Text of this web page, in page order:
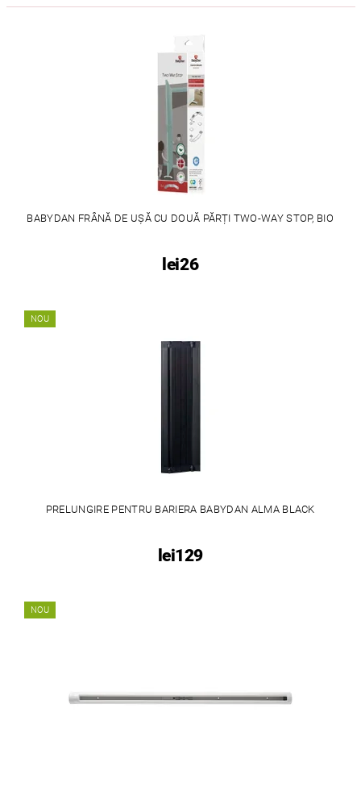
BABYDAN FRÂNĂ DE UȘĂ CU DOUĂ PĂRȚI TWO-WAY STOP, BIO
lei26
NOU
PRELUNGIRE PENTRU BARIERA BABYDAN ALMA BLACK
lei129
NOU